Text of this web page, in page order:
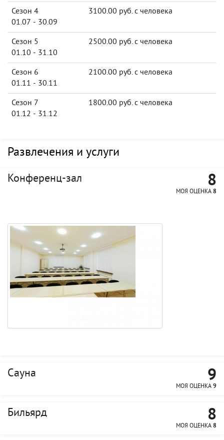
Сезон 4
01.07 - 30.09
3100.00 руб. с человека
Сезон 5
01.10 - 31.10
2500.00 руб. с человека
Сезон 6
01.11 - 30.11
2100.00 руб. с человека
Сезон 7
01.12 - 31.12
1800.00 руб. с человека
Развлечения и услуги
Конференц-зал 8
МОЯ ОЦЕНКА 8
Сауна 9
МОЯ ОЦЕНКА 9
Бильярд 8
МОЯ ОЦЕНКА 8